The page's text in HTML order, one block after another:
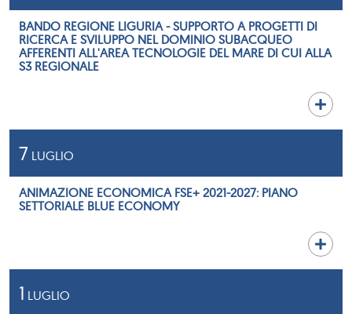
BANDO REGIONE LIGURIA - SUPPORTO A PROGETTI DI
RICERCA E SVILUPPO NEL DOMINIO SUBACQUEO
AFFERENTI ALL'AREA TECNOLOGIE DEL MARE DI CUI ALLA
S3 REGIONALE
7 LUGLIO
ANIMAZIONE ECONOMICA FSE+ 2021-2027: PIANO
SETTORIALE BLUE ECONOMY
1 LUGLIO